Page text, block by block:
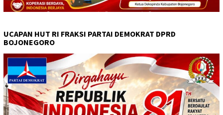
UCAPAN HUT RI FRAKSI PARTAI DEMOKRAT DPRD
BOJONEGORO